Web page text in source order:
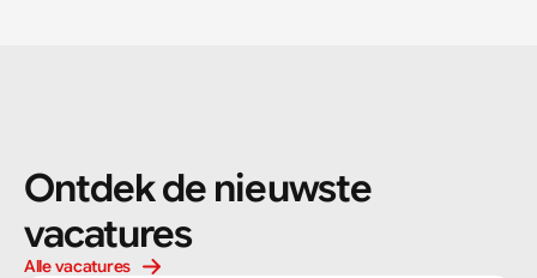
Ontdek de nieuwste
vacatures
Alle vacatures